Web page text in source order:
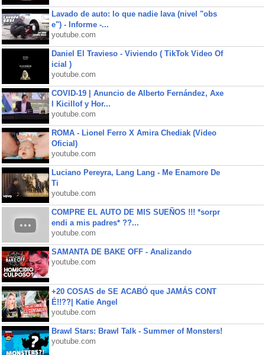
Lavado de auto: lo que nadie lava (nivel "obs
e") - Informe -...
youtube.com
Daniel El Travieso - Viviendo ( TikTok Video Of
icial )
youtube.com
COVID-19 | Anuncio de Alberto Fernández, Axe
l Kicillof y Hor...
youtube.com
ROMA - Lionel Ferro X Amira Chediak (Video
Oficial)
youtube.com
Luciano Pereyra, Lang Lang - Me Enamore De
Ti
youtube.com
COMPRE EL AUTO DE MIS SUEÑOS !!! *sorpr
endi a mis padres* ??...
youtube.com
SAMANTA DE BAKE OFF - Analizando
youtube.com
+20 COSAS de SE ACABÓ que JAMÁS CONT
É!!??| Katie Angel
youtube.com
Brawl Stars: Brawl Talk - Summer of Monsters!
youtube.com